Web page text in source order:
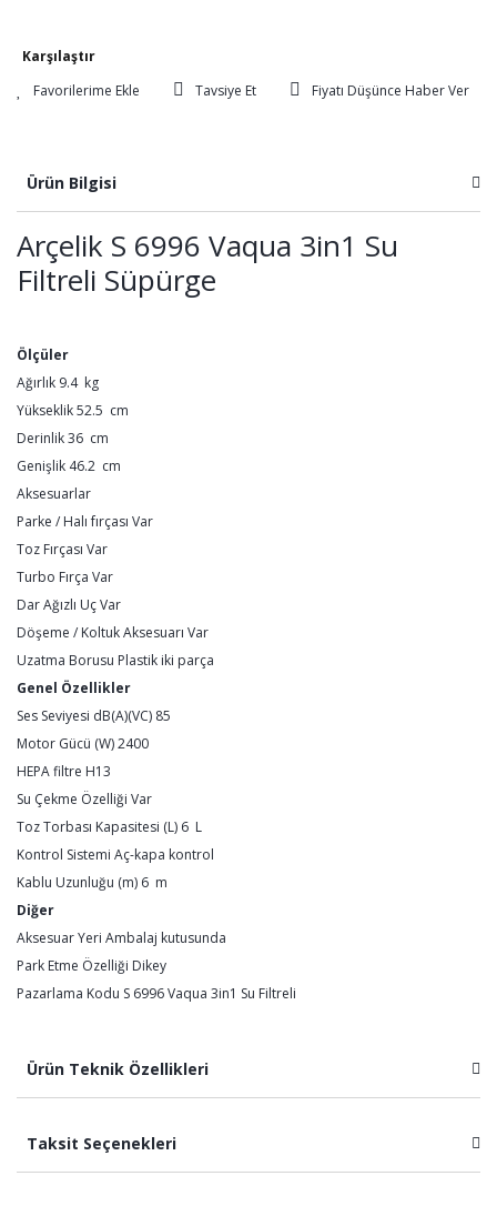
Karşılaştır
Tavsiye Et
Fiyatı Düşünce Haber Ver
Ürün Bilgisi
Arçelik S 6996 Vaqua 3in1 Su
Filtreli Süpürge
Ölçüler
Ağırlık 9.4 kg
Yükseklik 52.5 cm
Derinlik 36 cm
Genişlik 46.2 cm
Aksesuarlar
Parke / Halı fırçası Var
Toz Fırçası Var
Turbo Fırça Var
Dar Ağızlı Uç Var
Döşeme / Koltuk Aksesuarı Var
Uzatma Borusu Plastik iki parça
Genel Özellikler
Ses Seviyesi dB(A)(VC) 85
Motor Gücü (W) 2400
HEPA filtre H13
Su Çekme Özelliği Var
Toz Torbası Kapasitesi (L) 6 L
Kontrol Sistemi Aç-kapa kontrol
Kablu Uzunluğu (m) 6 m
Diğer
Aksesuar Yeri Ambalaj kutusunda
Park Etme Özelliği Dikey
Pazarlama Kodu S 6996 Vaqua 3in1 Su Filtreli
Ürün Teknik Özellikleri
Taksit Seçenekleri